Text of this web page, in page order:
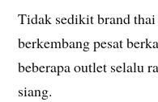
Tidak sedikit brand
berkembang pesat
beberapa outlet selalu
siang.